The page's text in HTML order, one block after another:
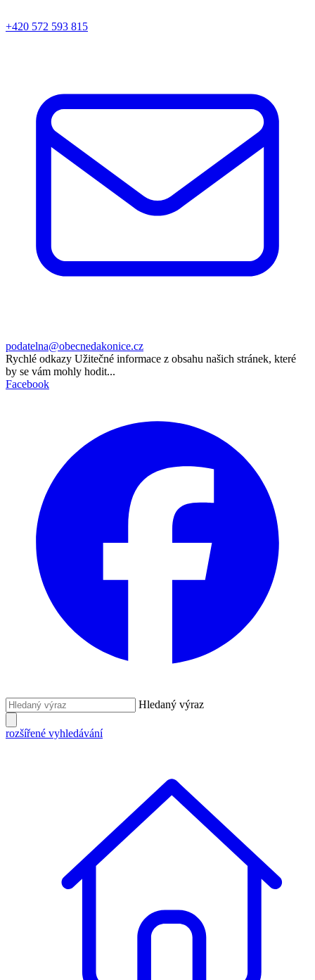
+420 572 593 815
podatelna@obecnedakonice.cz
Rychlé odkazy Užitečné informace z obsahu našich stránek, které
by se vám mohly hodit...
Facebook
Hledaný výraz
rozšířené vyhledávání